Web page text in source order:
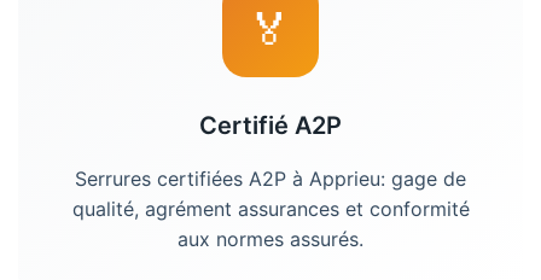
🏅
Certifié A2P
Serrures certifiées A2P à Apprieu: gage de
qualité, agrément assurances et conformité
aux normes assurés.